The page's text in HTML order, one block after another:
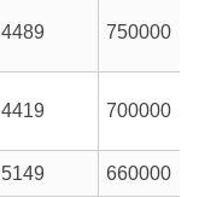
4489 750000
4419 700000
5149 660000